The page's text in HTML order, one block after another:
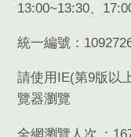
13:00~13:30、
統一編號：
請使用 IE(第9版以
覽器瀏覽